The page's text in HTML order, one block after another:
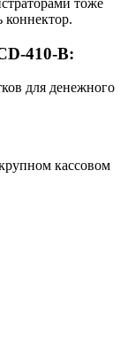
коннектор.
для денежного
кассовом